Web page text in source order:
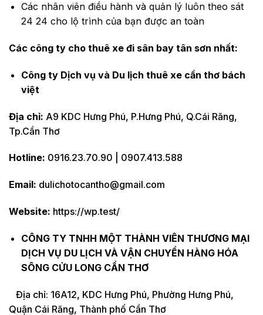
Các nhân viên điều hành và quản lý luôn theo sát
24 24 cho lộ trình của bạn được an toàn
Các công ty cho thuê xe đi sân bay tân sơn nhất:
Công ty Dịch vụ và Du lịch thuê xe cần thơ bách
việt
Địa chỉ: A9 KDC Hưng Phú, P.Hưng Phú, Q.Cái Răng,
Tp.Cần Thơ
Hotline: 0916.23.70.90 | 0907.413.588
Email: dulichotocantho@gmail.com
Website: https://wp.test/
CÔNG TY TNHH MỘT THÀNH VIÊN THƯƠNG MẠI
DỊCH VỤ DU LỊCH VÀ VẬN CHUYỂN HÀNG HÓA
SÔNG CỬU LONG CẦN THƠ
Địa chỉ: 16A12, KDC Hưng Phú, Phường Hưng Phú,
Quận Cái Răng, Thành phố Cần Thơ